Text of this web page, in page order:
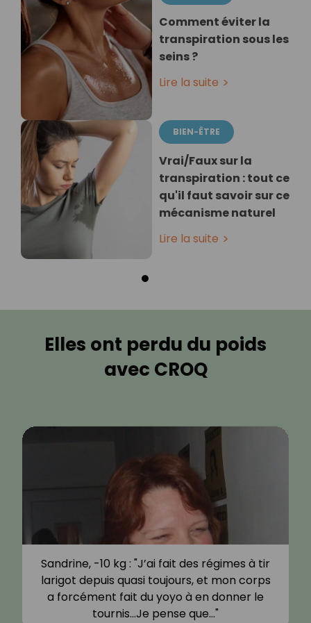
Comment éviter la
transpiration sous les
seins ?
Lire la suite
BIEN-ÊTRE
Vrai/Faux sur la
transpiration : tout ce
qu'il faut savoir sur ce
mécanisme naturel
Lire la suite
Elles ont perdu du poids
avec CROQ
Sandrine, -10 kg : "J’ai fait des régimes à tir
larigot depuis quasi toujours, et mon corps
a forcément fait du yoyo à en donner le
tournis…Je pense que…"